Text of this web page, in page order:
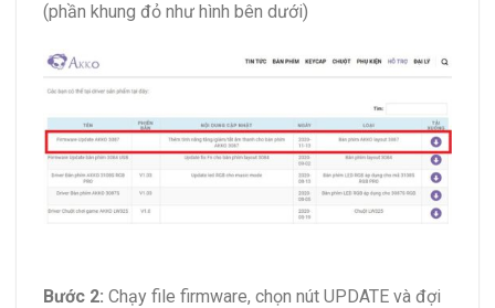
(phần khung đỏ như hình bên dưới)
Bước 2: Chạy file firmware, chọn nút UPDATE và đợi